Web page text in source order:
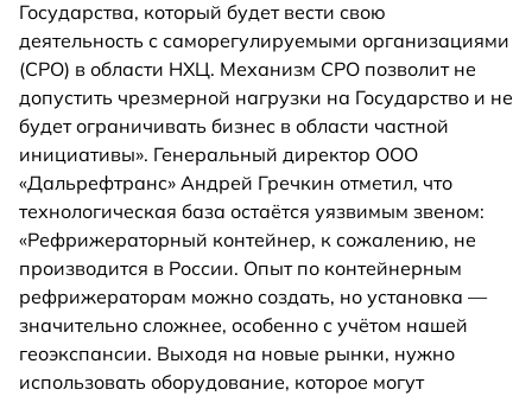
Государства, который будет вести свою
деятельность с саморегулируемыми организациями
(СРО) в области НХЦ. Механизм СРО позволит не
допустить чрезмерной нагрузки на Государство и не
будет ограничивать бизнес в области частной
инициативы». Генеральный директор ООО
«Дальрефтранс» Андрей Гречкин отметил, что
технологическая база остаётся уязвимым звеном:
«Рефрижераторный контейнер, к сожалению, не
производится в России. Опыт по контейнерным
рефрижераторам можно создать, но установка —
значительно сложнее, особенно с учётом нашей
геоэкспансии. Выходя на новые рынки, нужно
использовать оборудование, которое могут